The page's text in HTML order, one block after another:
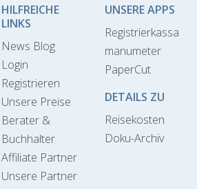
HILFREICHE
LINKS
News Blog
Login
Registrieren
Unsere Preise
Berater &
Buchhalter
Affiliate Partner
Unsere Partner
UNSERE APPS
Registrierkassa
manumeter
PaperCut
DETAILS ZU
Reisekosten
Doku-Archiv